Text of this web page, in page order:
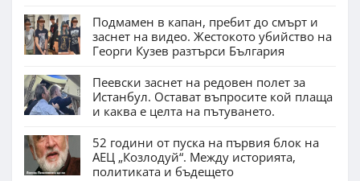
Подмамен в капан, пребит до смърт и
заснет на видео. Жестокото убийство на
Георги Кузев разтърси България
Пеевски заснет на редовен полет за
Истанбул. Остават въпросите кой плаща
и каква е целта на пътуването.
52 години от пуска на първия блок на
АЕЦ „Козлодуй“. Между историята,
политиката и бъдещето